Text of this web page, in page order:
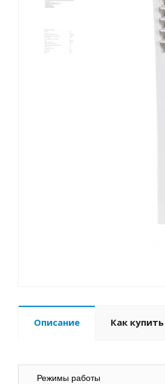
Описание Как купить
Режимы работы